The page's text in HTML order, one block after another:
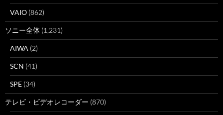
VAIO (862)
ソニー全体 (1,231)
AIWA (2)
SCN (41)
SPE (34)
テレビ・ビデオレコーダー (870)